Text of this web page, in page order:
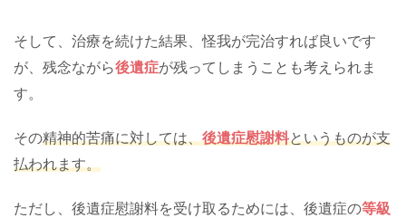
そして、治療を続けた結果、怪我が完治すれば良いです
が、残念ながら後遺症が残ってしまうことも考えられま
す。
その精神的苦痛に対しては、後遺症慰謝料というものが支
払われます。
ただし、後遺症慰謝料を受け取るためには、後遺症の等級